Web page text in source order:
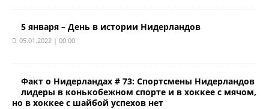
5 января – День в истории Нидерландов
05.01.2022 | 00:00
Факт о Нидерландах # 73: Спортсмены Нидерландов
лидеры в конькобежном спорте и в хоккее с мячом,
но в хоккее с шайбой успехов нет